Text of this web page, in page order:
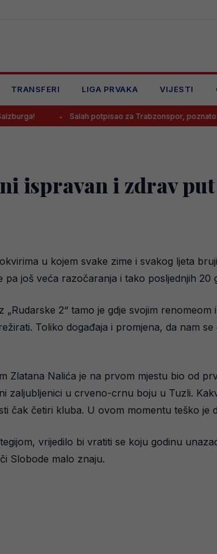
TRANSFERI LIGA PRVAKA VIJESTI
Salah potpisao za Trabzonspor, poznato koliko
ispravan i zdrav
u kojem svake zime i svakog ljeta
još veća razočaranja i tako posljednjih 20
2“ tamo je gdje svojim
Toliko događaja i promjena, da nam
Zlatana Nalića je na prvom mjestu bio od
zaljubljenici u crveno-crnu boju u Tuzli.
čak četiri kluba. U ovom momentu teško je
vrijedilo bi vratiti se koju godinu
Slobode malo znaju.